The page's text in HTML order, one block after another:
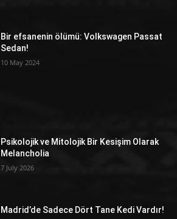
Bir efsanenin ölümü: Volkswagen Passat
Sedan!
10 May 2024
Psikolojik ve Mitolojik Bir Kesişim Olarak
Melancholia
7 July 2026
Madrid’de Sadece Dört Tane Kedi Vardır!